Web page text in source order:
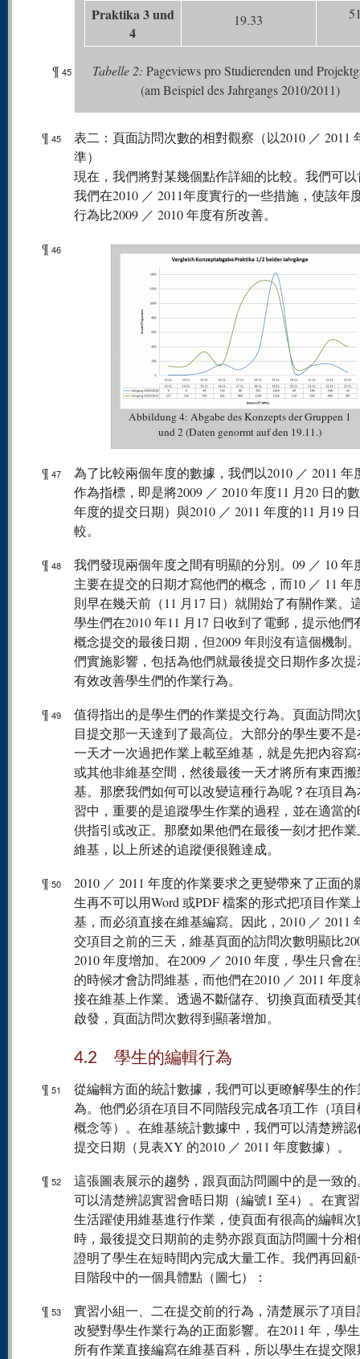
Praktika 3 und
4
19.33
¶ 45 Tabelle 2: Pageviews pro Studierenden und
(am Beispiel des Jahrgangs 2010/2011)
¶ 45
表二：頁面訪問次數的相對觀察（以2010 ／ 2011
準）
現在，我們將對某幾個點作詳細的比較。我們可
我們在2010 ／ 2011年度實行的一些措施，使該年
行為比2009 ／ 2010 年度有所改善。
¶ 46
Abbildung 4: Abgabe des Konzepts der Gruppen 1
und 2 (Daten genormt auf den 19.11.)
¶ 47
為了比較兩個年度的數據，我們以2010 ／ 2011 年
作為指標，即是將2009 ／ 2010 年度11 月20 日的
年度的提交日期）與2010 ／ 2011 年度的11 月19
較。
¶ 48
我們發現兩個年度之間有明顯的分別。09 ／ 10 年
主要在提交的日期才寫他們的概念，而10 ／ 11 年
則早在幾天前（11 月17 日）就開始了有關作業。
學生們在2010 年11 月17 日收到了電郵，提示他們
概念提交的最後日期，但2009 年則沒有這個機制
們實施影響，包括為他們就最後提交日期作多次
有效改善學生們的作業行為。
¶ 49
值得指出的是學生們的作業提交行為。頁面訪問
目提交那一天達到了最高位。大部分的學生要不
一天才一次過把作業上載至維基，就是先把內容
或其他非維基空間，然後最後一天才將所有東西搬
基。那麽我們如何可以改變這種行為呢？在項目
習中，重要的是追蹤學生作業的過程，並在適當
供指引或改正。那麼如果他們在最後一刻才把作
維基，以上所述的追蹤便很難達成。
¶ 50
2010 ／ 2011 年度的作業要求之更變帶來了正面的
生再不可以用Word 或PDF 檔案的形式把項目作業
基，而必須直接在維基編寫。因此，2010 ／ 2011
交項目之前的三天，維基頁面的訪問次數明顯比
2010 年度增加。在2009 ／ 2010 年度，學生只會
的時候才會訪問維基，而他們在2010 ／ 2011 年度
接在維基上作業。透過不斷儲存、切換頁面積受
啟發，頁面訪問次數得到顯著增加。
4.2 學生的編輯行為
¶ 51
從編輯方面的統計數據，我們可以更瞭解學生的作
為。他們必須在項目不同階段完成各項工作（項
概念等）。在維基統計數據中，我們可以清楚辨
提交日期（見表XY 的2010 ／ 2011 年度數據）。
¶ 52
這張圖表展示的趨勢，跟頁面訪問圖中的是一致
可以清楚辨認實習會晤日期（編號1 至4）。在實
生活躍使用維基進行作業，使頁面有很高的編輯
時，最後提交日期前的走勢亦跟頁面訪問圖十分
證明了學生在短時間內完成大量工作。我們再回
目階段中的一個具體點（圖七）：
¶ 53
實習小組一、二在提交前的行為，清楚展示了項
改變對學生作業行為的正面影響。在2011 年，學
所有作業直接編寫在維基百科，所以學生在提交